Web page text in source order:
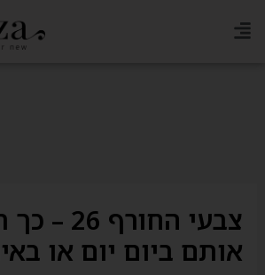
לתוכן
צבעי
אותם ביום יום או